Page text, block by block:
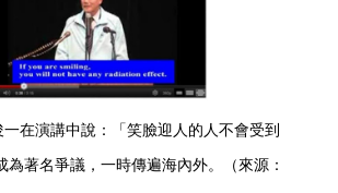
在演講中說：「笑臉迎人的人不會受到
為著名爭議，一時傳遍海內外。（來源：